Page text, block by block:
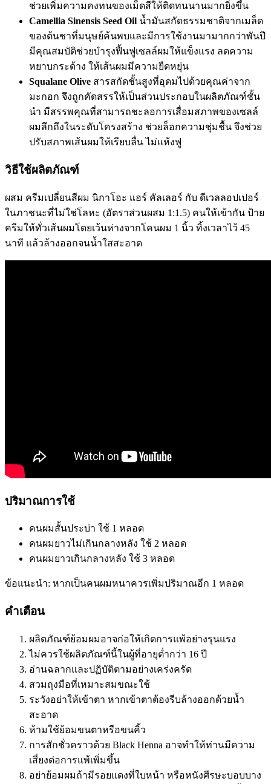
ช่วยเพิ่มความคงทนของเม็ดสีให้ติดทนนานมากยิ่งขึ้น
Camellia Sinensis Seed Oil น้ำมันสกัดธรรมชาติจากเมล็ด
ของต้นชาที่มนุษย์ค้นพบและมีการใช้งานมามากกว่าพันปี
มีคุณสมบัติช่วยบำรุงฟื้นฟูเซลล์ผมให้แข็งแรง ลดความ
หยาบกระด้าง ให้เส้นผมมีความยืดหยุ่น
Squalane Olive สารสกัดชั้นสูงที่อุดมไปด้วยคุณค่าจาก
มะกอก จึงถูกคัดสรรให้เป็นส่วนประกอบในผลิตภัณฑ์ชั้น
นำ มีสรรพคุณที่สามารถชะลอการเสื่อมสภาพของเซลล์
ผมลึกถึงในระดับโครงสร้าง ช่วยล็อกความชุ่มชื้น จึงช่วย
ปรับสภาพเส้นผมให้เรียบลื่น ไม่แห้งฟู
วิธีใช้ผลิตภัณฑ์
ผสม ครีมเปลี่ยนสีผม นิกาโอะ แฮร์ คัลเลอร์ กับ ดีเวลลอปเปอร์
ในภาชนะที่ไม่ใช่โลหะ (อัตราส่วนผสม 1:1.5) คนให้เข้ากัน ป้าย
ครีมให้ทั่วเส้นผมโดยเว้นห่างจากโคนผม 1 นิ้ว ทิ้งเวลาไว้ 45
นาที แล้วล้างออกจนน้ำใสสะอาด
ปริมาณการใช้
คนผมสั้นประบ่า ใช้ 1 หลอด
คนผมยาวไม่เกินกลางหลัง ใช้ 2 หลอด
คนผมยาวเกินกลางหลัง ใช้ 3 หลอด
ข้อแนะนำ: หากเป็นคนผมหนาควรเพิ่มปริมาณอีก 1 หลอด
คำเตือน
ผลิตภัณฑ์ย้อมผมอาจก่อให้เกิดการแพ้อย่างรุนแรง
ไม่ควรใช้ผลิตภัณฑ์นี้ในผู้ที่อายุต่ำกว่า 16 ปี
อ่านฉลากและปฏิบัติตามอย่างเคร่งครัด
สวมถุงมือที่เหมาะสมขณะใช้
ระวังอย่าให้เข้าตา หากเข้าตาต้องรีบล้างออกด้วยน้ำ
สะอาด
ห้ามใช้ย้อมขนตาหรือขนคิ้ว
การสักชั่วคราวด้วย Black Henna อาจทำให้ท่านมีความ
เสี่ยงต่อการแพ้เพิ่มขึ้น
อย่าย้อมผมถ้ามีรอยแดงที่ใบหน้า หรือหนังศีรษะบอบบาง